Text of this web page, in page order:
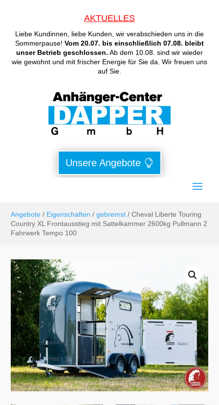
AKTUELLES
Liebe Kundinnen, liebe Kunden, wir verabschieden uns in die
Sommerpause! Vom 20.07. bis einschließlich 07.08. bleibt
unser Betrieb geschlossen. Ab dem 10.08. sind wir wieder
wie gewohnt und mit frischer Energie für Sie da. Wir freuen uns
auf Sie.
Unsere Angebote
Angebote / Eigenschaften /gebremst / Cheval Liberte Touring
Country XL Frontausstieg mit Sattelkammer 2600kg Pullmann 2
Fahrwerk Tempo 100